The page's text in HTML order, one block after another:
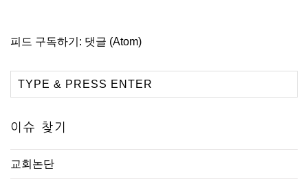
피드 구독하기: 댓글 (Atom)
이슈 찾기
교회논단